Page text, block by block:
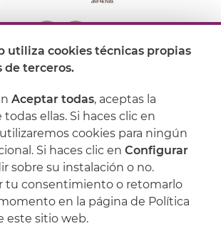
utiliza cookies técnicas propias
de terceros.
Aceptar todas, aceptas la
ellas. Si haces clic en
cookies para ningún
Si haces clic en Configurar
sobre su instalación o no.
tu consentimiento o retomarlo
en la página de Política
este sitio web.